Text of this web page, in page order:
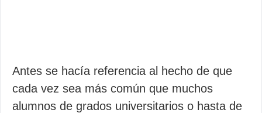
Antes se hacía referencia al hecho de que
cada vez sea más común que muchos
alumnos de grados universitarios o hasta de